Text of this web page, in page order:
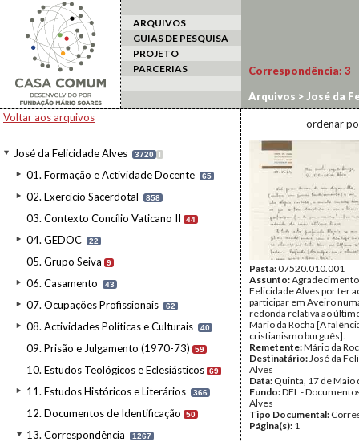
ARQUIVOS
GUIAS DE PESQUISA
PROJETO
PARCERIAS
Voltar aos arquivos
José da Felicidade Alves 3720 I
01. Formação e Actividade Docente 65
02. Exercício Sacerdotal 858
03. Contexto Concílio Vaticano II 44
04. GEDOC 22
05. Grupo Seiva 9
06. Casamento 43
07. Ocupações Profissionais 62
08. Actividades Políticas e Culturais 40
09. Prisão e Julgamento (1970-73) 59
10. Estudos Teológicos e Eclesiásticos 69
11. Estudos Históricos e Literários 366
12. Documentos de Identificação 50
13. Correspondência 1267
Correspondência: 3
Arquivos > José da
ordenar
Pasta:07520.010.001
Assunto:
Felicidade Alves por ter
participar em Aveiro
redonda relativa ao
Mário da Rocha [A
cristianismo burguês].
Remetente:Mário da
Destinatário:José da
Alves
Data: Quinta, 17 de Maio
Fundo:DFL -
Alves
Tipo Documental:
Página(s): 1